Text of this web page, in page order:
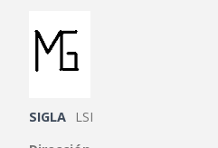
SIGLA LSI